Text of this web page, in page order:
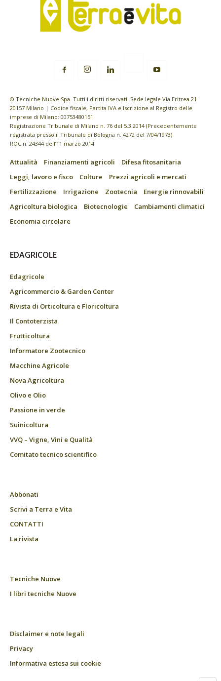
© Tecniche Nuove Spa. Tutti i diritti riservati. Sede legale Via Eritrea 21 -
20157 Milano | Codice fiscale, Partita IVA e Iscrizione al Registro delle
imprese di Milano: 00753480151
Registrazione Tribunale di Milano n. 76 del 5.3.2014 (Precedentemente
registrata presso il Tribunale di Bologna n. 4272 del 7/04/1973)
ROC n. 24344 dell’11 marzo 2014
Attualità Finanziamenti agricoli
Difesa fitosanitaria
Leggi, lavoro e fisco
Colture
Prezzi agricoli e mercati
Fertilizzazione
Irrigazione Zootecnia
Energie rinnovabili
Agricoltura biologica
Biotecnologie
Cambiamenti climatici
Economia circolare
EDAGRICOLE
Edagricole
Agricommercio & Garden Center
Rivista di Orticoltura e Floricoltura
Il Contoterzista
Frutticoltura
Informatore Zootecnico
Macchine Agricole
Nova Agricoltura
Olivo e Olio
Passione in verde
Suinicoltura
VVQ – Vigne, Vini e Qualità
Comitato tecnico scientifico
Abbonati
Scrivi a Terra e Vita
CONTATTI
La rivista
Tecniche Nuove
I libri tecniche Nuove
Disclaimer e note legali
Privacy
Informativa estesa sui cookie